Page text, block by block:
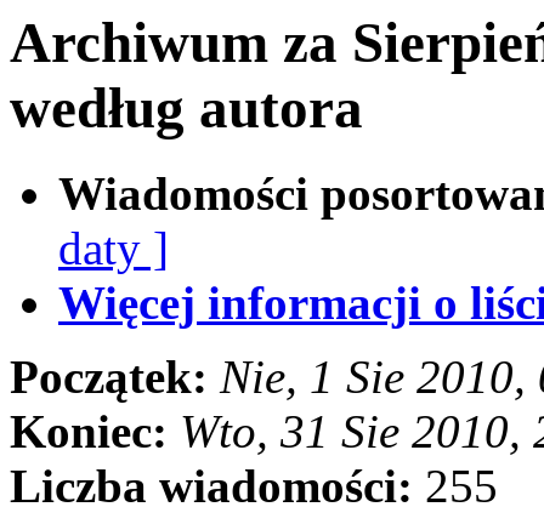
Archiwum za
według autora
Wiadomości
daty ]
Więcej informacji o
Początek: Nie, 1 Sie
Koniec: Wto, 31 Sie 2010,
Liczba wiadomości: 255